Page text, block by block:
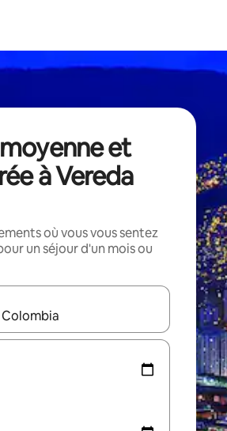
et
à Vereda
où vous vous sentez
un séjour d'un mois ou
s'affichent, utilisez les flèches vers le